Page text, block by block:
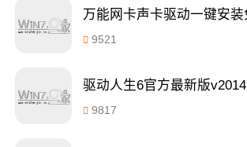
9521
驱动人生6官方最新版v2014
9817